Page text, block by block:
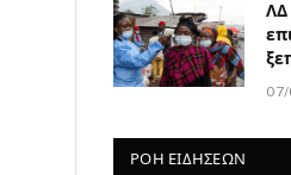
ΛΔ
ΡΟΗ ΕΙΔΗΣΕΩΝ